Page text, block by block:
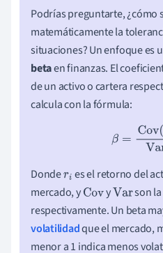
Podrías preguntarte, ¿cómo
matemáticamente la
situaciones? Un enfoque es
betaen finanzas. El
de un activo o cartera
calcula con la fórmula:
β= Cov(ri,r
Donderi es el retorno del
mercado, yCov y Var son la
respectivamente. Un beta
volatilidadque el mercado,
menor a 1 indica menos